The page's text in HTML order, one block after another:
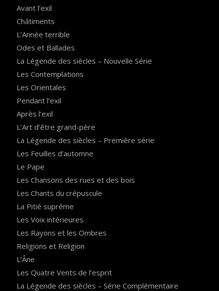
Avant l’exil
Châtiments
L’Année terrible
Odes et Ballades
La Légende des siècles – Nouvelle Série
Les Contemplations
Les Orientales
Pendant l’exil
Après l’exil
L’Art d’être grand-père
La Légende des siècles – Première série
Les Feuilles d’automne
Le Pape
Les Chansons des rues et des bois
Les Chants du crépuscule
La Pitié suprême
Les Voix intérieures
Les Rayons et les Ombres
Religions et Religion
L’Âne
Les Quatre Vents de l’esprit
La Légende des siècles – Série Complémentaire